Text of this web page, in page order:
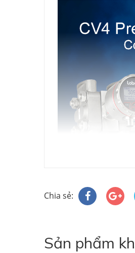
Việt Á đã tin chọn
Chia sẻ:
Sản phẩm